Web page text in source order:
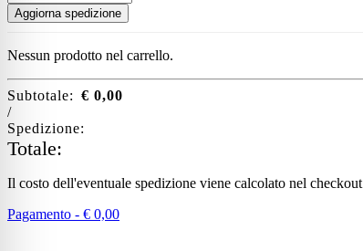
Aggiorna spedizione
Nessun prodotto nel carrello.
Subtotale: € 0,00
/
Spedizione:
Totale:
Il costo dell'eventuale spedizione viene calcolato nel checkout
Pagamento - € 0,00